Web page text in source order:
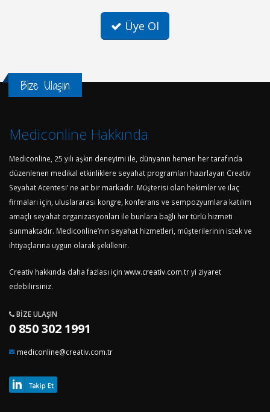
Üye Ol
Bize Ulaşın
Mediconline Hakkında
Mediconline, 25 yılı aşkın deneyimi ile, dünyanın hemen her tarafında
düzenlenen medikal etkinliklere seyahat programları hazırlayan Creativ
Seyahat Acentesi’ ne ait bir markadır. Müşterisi olan hekimler ve ilaç
firmaları için, uluslararası kongre, konferans ve sempozyumlara katılım
amaçlı seyahat organizasyonları ile bunlara bağlı her türlü hizmeti
sunmaktadır. Mediconline’nın seyahat hizmetleri, müşterilerinin istek ve
ihtiyaçlarına uygun olarak şekillenir.
Creativ hakkında daha fazlası için www.creativ.com.tryi ziyaret
edebilirsiniz.
BIZE ULAŞIN
0 850 302 1991
mediconline@creativ.com.tr